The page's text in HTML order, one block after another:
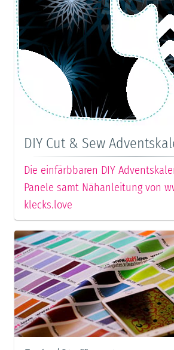
DIY Cut & Sew
Die einfärbbaren DIY
Panele samt Nähanleitung von
klecks.love